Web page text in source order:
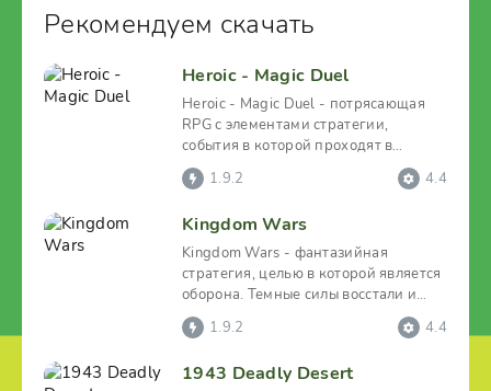
Рекомендуем скачать
Heroic - Magic Duel
Heroic - Magic Duel - потрясающая
RPG с элементами стратегии,
события в которой проходят в
фэнтезийном окружении. И
1.9.2 4.4
Kingdom Wars
Kingdom Wars - фантазийная
стратегия, целью в которой является
оборона. Темные силы восстали и
намерены захватить
1.9.2 4.4
1943 Deadly Desert